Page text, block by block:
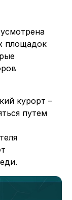
площадок
курорт –
путем